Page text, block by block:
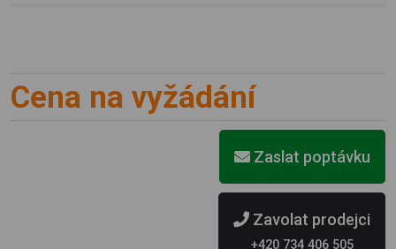
Cena na vyžádání
Zaslat poptávku
Zavolat prodejci
+420 734 406 505